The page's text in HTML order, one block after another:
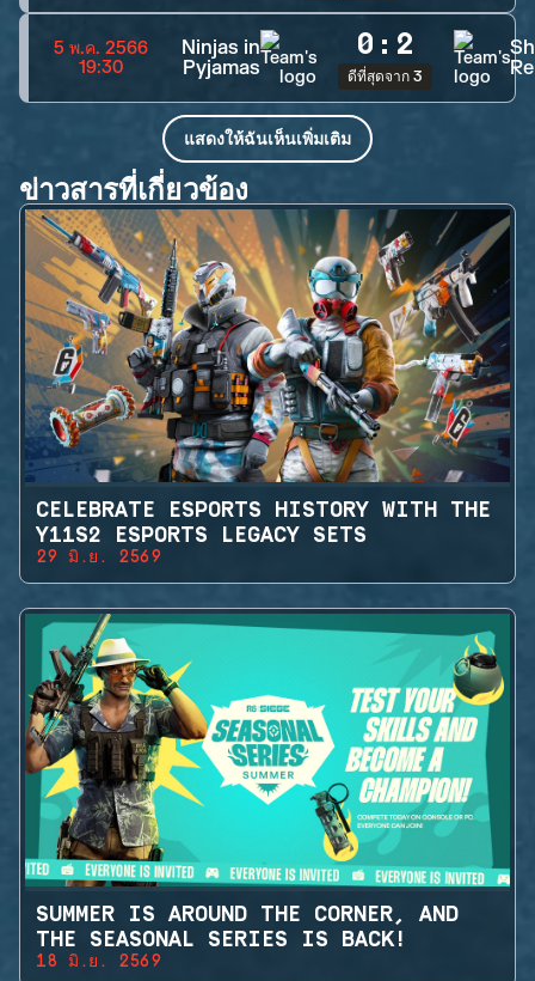
5 พ.ค. 2566
19:30
Ninjas in
Pyjamas
0 : 2
ดีที่สุดจาก 3
แสดงให้ฉันเห็นเพิ่มเติม
ข่าวสารที่เกี่ยวข้อง
CELEBRATE ESPORTS HISTORY WITH THE
Y11S2 ESPORTS LEGACY SETS
29 มิ.ย. 2569
SUMMER IS AROUND THE CORNER, AND
THE SEASONAL SERIES IS BACK!
18 มิ.ย. 2569